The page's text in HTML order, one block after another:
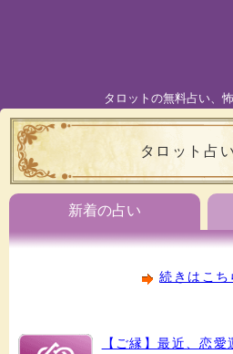
タロットの無料占い、
タロット占
新着の占い
続きはこ
【ご縁】最近、恋